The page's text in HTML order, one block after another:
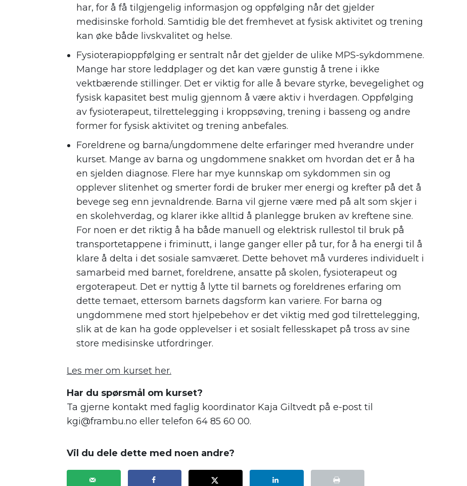
har, for å få tilgjengelig informasjon og oppfølging når det gjelder
medisinske forhold. Samtidig ble det fremhevet at fysisk aktivitet og trening
kan øke både livskvalitet og helse.
Fysioterapioppfølging er sentralt når det gjelder de ulike MPS-sykdommene.
Mange har store leddplager og det kan være gunstig å trene i ikke
vektbærende stillinger. Det er viktig for alle å bevare styrke, bevegelighet og
fysisk kapasitet best mulig gjennom å være aktiv i hverdagen. Oppfølging
av fysioterapeut, tilrettelegging i kroppsøving, trening i basseng og andre
former for fysisk aktivitet og trening anbefales.
Foreldrene og barna/ungdommene delte erfaringer med hverandre under
kurset. Mange av barna og ungdommene snakket om hvordan det er å ha
en sjelden diagnose. Flere har mye kunnskap om sykdommen sin og
opplever slitenhet og smerter fordi de bruker mer energi og krefter på det å
bevege seg enn jevnaldrende. Barna vil gjerne være med på alt som skjer i
en skolehverdag, og klarer ikke alltid å planlegge bruken av kreftene sine.
For noen er det riktig å ha både manuell og elektrisk rullestol til bruk på
transportetappene i friminutt, i lange ganger eller på tur, for å ha energi til å
klare å delta i det sosiale samværet. Dette behovet må vurderes individuelt i
samarbeid med barnet, foreldrene, ansatte på skolen, fysioterapeut og
ergoterapeut. Det er nyttig å lytte til barnets og foreldrenes erfaring om
dette temaet, ettersom barnets dagsform kan variere. For barna og
ungdommene med stort hjelpebehov er det viktig med god tilrettelegging,
slik at de kan ha gode opplevelser i et sosialt fellesskapet på tross av sine
store medisinske utfordringer.
Les mer om kurset her.
Har du spørsmål om kurset?
Ta gjerne kontakt med faglig koordinator Kaja Giltvedt på e-post til
kgi@frambu.no eller telefon 64 85 60 00.
Vil du dele dette med noen andre?